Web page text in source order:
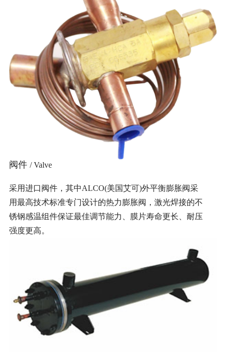
阀件 / Valve
采用进口阀件，其中ALCO(美国艾可)外平衡膨胀阀采
用最高技术标准专门设计的热力膨胀阀，激光焊接的不
锈钢感温组件保证最佳调节能力、膜片寿命更长、耐压
强度更高。